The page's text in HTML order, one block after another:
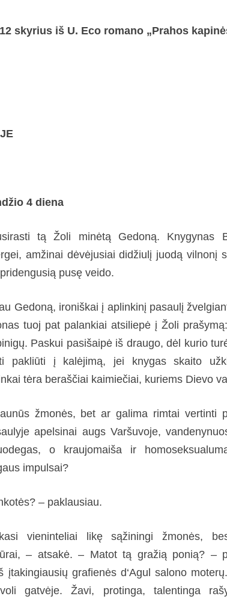
skyrius iš U. Eco romano „Prahos
4 diena
tą Žoli minėtą Gedoną. Knygynas
amžinai dėvėjusiai didžiulį juodą vilnonį
pusę veido.
Gedoną, ironiškai į aplinkinį pasaulį
tuoj pat palankiai atsiliepė į Žoli
Paskui pasišaipė iš draugo, dėl kurio
pakliūti į kalėjimą, jei knygas skaito
tėra beraščiai kaimiečiai, kuriems Dievo
žmonės, bet ar galima rimtai vertinti
apelsinai augs Varšuvoje,
o kraujomaiša ir
impulsai?
– paklausiau.
vieninteliai likę sąžiningi žmonės,
– atsakė. – Matot tą gražią ponią? –
įtakingiausių grafienės d‘Agul salono
gatvėje. Žavi, protinga, talentinga